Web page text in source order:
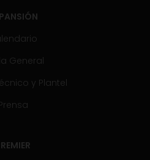
General
y Plantel